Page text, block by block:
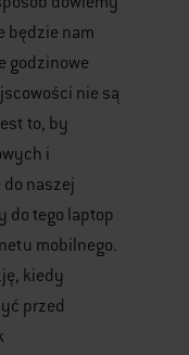
będzie nam
godzinowe
nie są
to, by
i
naszej
do tego laptop
mobilnego.
kiedy
przed